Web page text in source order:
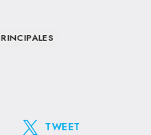
TWEET